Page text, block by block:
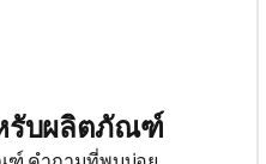
รับผลิตภัณฑ์